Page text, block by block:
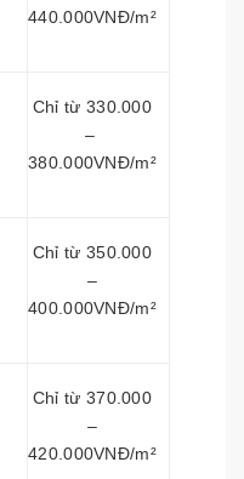
440.000VNĐ/m²
Chỉ từ 330.000
–
380.000VNĐ/m²
Chỉ từ 350.000
–
400.000VNĐ/m²
Chỉ từ 370.000
–
420.000VNĐ/m²